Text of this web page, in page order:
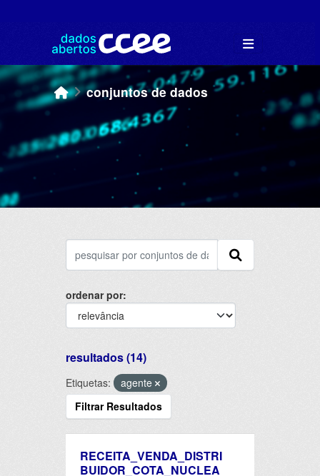
conjuntos de dados
ordenar por
resultados (14)
Etiquetas:
agente
Filtrar Resultados
RECEITA_VENDA_DISTRI
BUIDOR_COTA_NUCLEA